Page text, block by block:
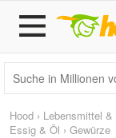
Hood › Lebensmittel &
Essig & Öl › Gewürze